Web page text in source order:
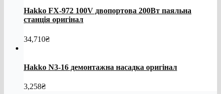
Hakko FX-972 100V двопортова 200Вт паяльна
станція оригінал
34,710₴
Hakko N3-16 демонтажна насадка оригінал
3,258₴